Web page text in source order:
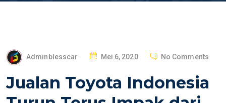
Adminblesscar
P
S
Mei 6, 2020 No Comments
Jualan Toyota Indonesia